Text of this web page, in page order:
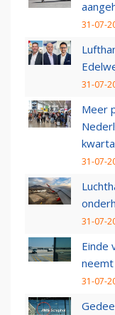
31-07-
31-07-
Meer
31-07-
31-07-
Einde
neemt
31-07-